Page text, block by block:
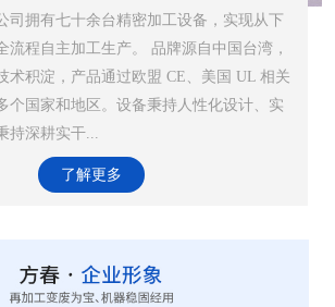
司拥有七十余台精密加工设备，实现从下
流程自主加工生产。 品牌源自中国台湾，
术积淀，产品通过欧盟 CE、美国 UL 相关
个国家和地区。设备秉持人性化设计、实
持深耕实干...
了解更多